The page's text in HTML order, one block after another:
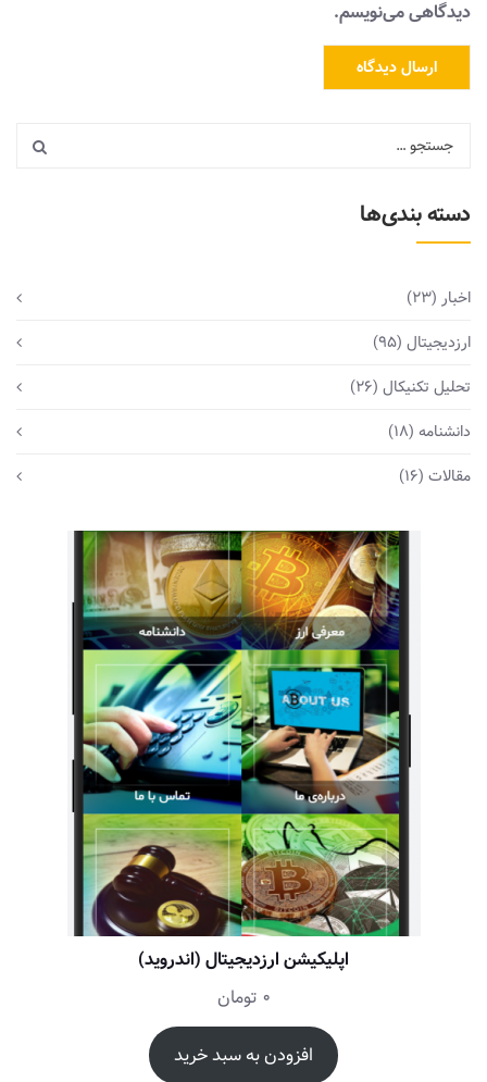
دیدگاهی می‌نویسم.
دسته بندی‌ها
اخبار (23)
ارزدیجیتال (95)
تحلیل تکنیکال (26)
دانشنامه (18)
مقالات (16)
اپلیکیشن ارزدیجیتال (اندروید)
0 تومان
افزودن به سبد خرید